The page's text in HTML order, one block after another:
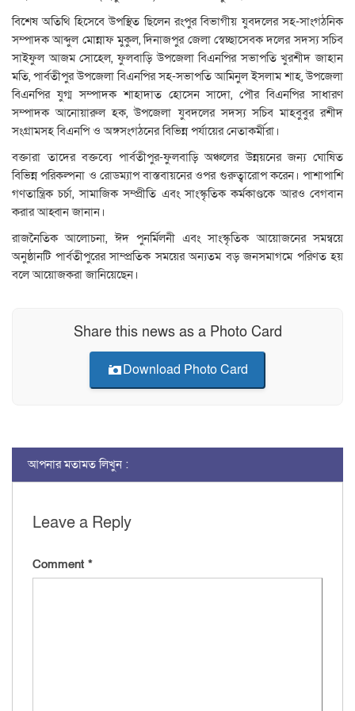
বিশেষ অতিথি হিসেবে উপস্থিত ছিলেন রংপুর বিভাগীয় যুবদলের সহ-সাংগঠনিক
সম্পাদক আব্দুল মোন্নাফ মুকুল, দিনাজপুর জেলা স্বেচ্ছাসেবক দলের সদস্য সচিব
সাইফুল আজম সোহেল, ফুলবাড়ি উপজেলা বিএনপির সভাপতি খুরশীদ জাহান
মতি, পার্বতীপুর উপজেলা বিএনপির সহ-সভাপতি আমিনুল ইসলাম শাহ, উপজেলা
বিএনপির যুগ্ম সম্পাদক শাহাদাত হোসেন সাদো, পৌর বিএনপির সাধারণ
সম্পাদক আনোয়ারুল হক, উপজেলা যুবদলের সদস্য সচিব মাহবুবুর রশীদ
সংগ্রামসহ বিএনপি ও অঙ্গসংগঠনের বিভিন্ন পর্যায়ের নেতাকর্মীরা।
বক্তারা তাদের বক্তব্যে পার্বতীপুর-ফুলবাড়ি অঞ্চলের উন্নয়নের জন্য ঘোষিত
বিভিন্ন পরিকল্পনা ও রোডম্যাপ বাস্তবায়নের ওপর গুরুত্বারোপ করেন। পাশাপাশি
গণতান্ত্রিক চর্চা, সামাজিক সম্প্রীতি এবং সাংস্কৃতিক কর্মকাণ্ডকে আরও বেগবান
করার আহ্বান জানান।
রাজনৈতিক আলোচনা, ঈদ পুনর্মিলনী এবং সাংস্কৃতিক আয়োজনের সমন্বয়ে
অনুষ্ঠানটি পার্বতীপুরের সাম্প্রতিক সময়ের অন্যতম বড় জনসমাগমে পরিণত হয়
বলে আয়োজকরা জানিয়েছেন।
Share this news as a Photo Card
Download Photo Card
আপনার মতামত লিখুন :
Leave a Reply
Comment *